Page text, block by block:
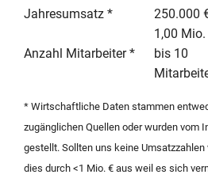
schlüsselfertige Konzept beträgt
Interessenten finden hier eine
Übergabesituation in einer
Wirtschaftsregion vor, die eine
des operativen
Jahresumsatz *
250.000
1,00
Anzahl Mitarbeiter *
bis 10
* Wirtschaftliche Daten stammen
zugänglichen Quellen oder wurden vom
gestellt. Sollten uns keine
dies durch <1 Mio. € aus weil es sich